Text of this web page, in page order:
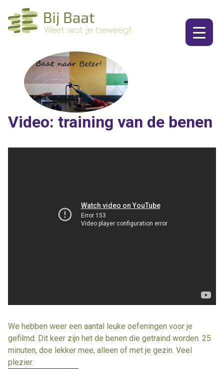
naar
de
Video: training van de benen
We hebben weer een aantal leuke oefeningen voor je
gefilmd. Dit keer zijn het de benen die getraind worden. 25
minuten, doe lekker mee, alleen of met je gezin. Veel
plezier.